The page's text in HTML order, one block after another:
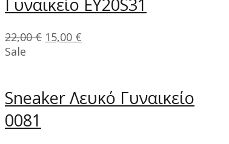
Γυναικείο EY20S31
22,00€ 15,00 €
Sale
Sneaker Λευκό Γυναικείο
0081